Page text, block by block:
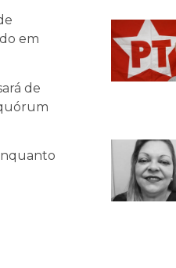
em
de